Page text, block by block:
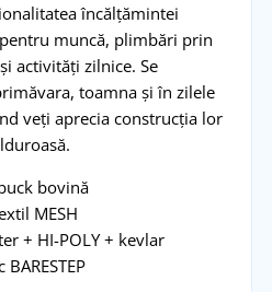
încălțămintei
muncă, plimbări prin
activități zilnice. Se
toamna și în zilele
veți aprecia construcția lor
bovină
MESH
POLY + kevlar